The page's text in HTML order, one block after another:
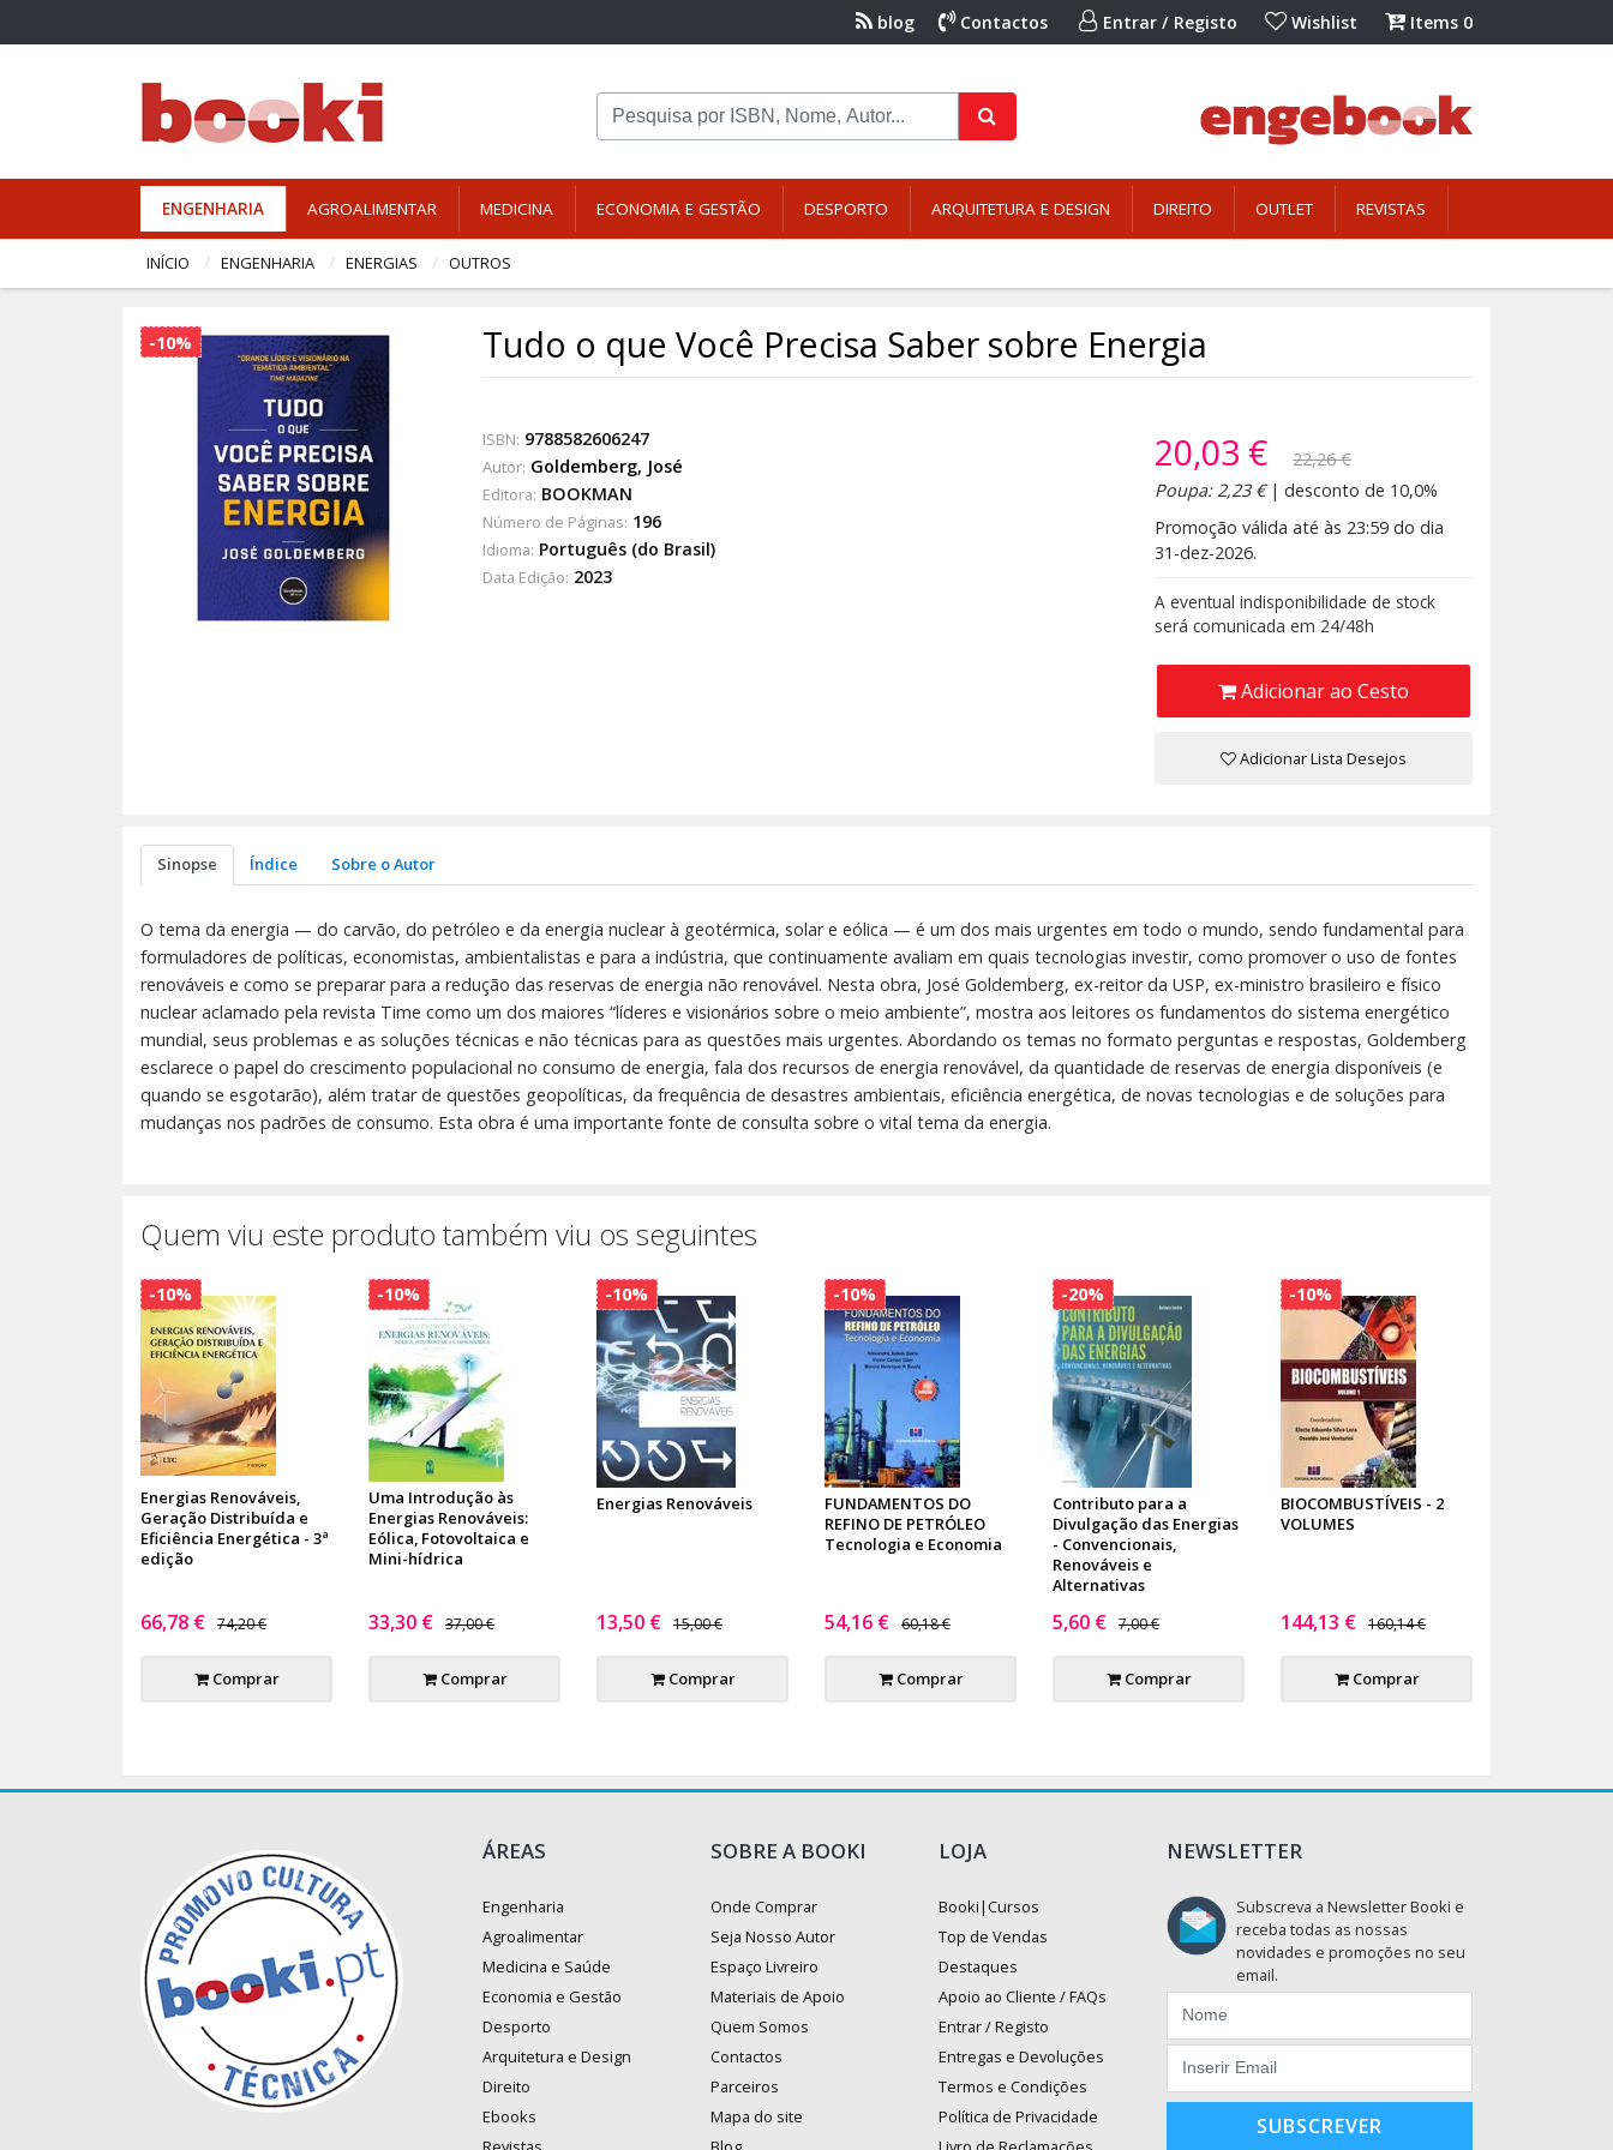
blog Contactos Entrar / Registo Wishlist Items 0
ENGENHARIA AGROALIMENTAR MEDICINA ECONOMIA E GESTÃO DESPORTO ARQUITETURA E DESIGN DIREITO OUTLET REVISTAS
INÍCIO ENGENHARIA ENERGIAS OUTROS
-10% Tudo o que Você Precisa Saber sobre Energia
ISBN: 9788582606247
Autor: Goldemberg, José
Editora: BOOKMAN
Número de Páginas: 196
Idioma: Português (do Brasil)
Data Edição: 2023
20,03 €
22,26 €
Poupa: 2,23 €| desconto de 10,0%
Promoção válida até às 23:59 do dia
31-dez-2026.
A eventual indisponibilidade de stock
será comunicada em 24/48h
Adicionar ao Cesto
Adicionar Lista Desejos
Sinopse Índice Sobre o Autor
O tema da energia — do carvão, do petróleo e da energia nuclear à geotérmica, solar e eólica — é um dos mais urgentes em todo o mundo, sendo fundamental para
formuladores de políticas, economistas, ambientalistas e para a indústria, que continuamente avaliam em quais tecnologias investir, como promover o uso de fontes
renováveis e como se preparar para a redução das reservas de energia não renovável. Nesta obra, José Goldemberg, ex-reitor da USP, ex-ministro brasileiro e físico
nuclear aclamado pela revista Time como um dos maiores “líderes e visionários sobre o meio ambiente”, mostra aos leitores os fundamentos do sistema energético
mundial, seus problemas e as soluções técnicas e não técnicas para as questões mais urgentes. Abordando os temas no formato perguntas e respostas, Goldemberg
esclarece o papel do crescimento populacional no consumo de energia, fala dos recursos de energia renovável, da quantidade de reservas de energia disponíveis (e
quando se esgotarão), além tratar de questões geopolíticas, da frequência de desastres ambientais, eficiência energética, de novas tecnologias e de soluções para
mudanças nos padrões de consumo. Esta obra é uma importante fonte de consulta sobre o vital tema da energia.
Quem viu este produto também viu os seguintes
Energias Renováveis,
Geração Distribuída e
Eficiência Energética - 3ª
edição
66,78 € 74,20 €
Comprar
-10%
Uma Introdução às
Energias Renováveis:
Eólica, Fotovoltaica e
Mini-hídrica
33,30 € 37,00 €
Comprar
-10%
Energias Renováveis
13,50 € 15,00 €
Comprar
-10%
FUNDAMENTOS DO
REFINO DE PETRÓLEO
Tecnologia e Economia
54,16 € 60,18 €
Comprar
-10%
Contributo para a
Divulgação das Energias
- Convencionais,
Renováveis e
Alternativas
5,60 € 7,00 €
Comprar
-20%
BIOCOMBUSTÍVEIS - 2
VOLUMES
144,13 € 160,14 €
Comprar
-10%
ÁREAS
Engenharia
Agroalimentar
Medicina e Saúde
Economia e Gestão
Desporto
Arquitetura e Design
Direito
Ebooks
SOBRE A BOOKI
Onde Comprar
Seja Nosso Autor
Espaço Livreiro
Materiais de Apoio
Quem Somos
Contactos
Parceiros
Mapa do site
LOJA
Booki|Cursos
Top de Vendas
Destaques
Apoio ao Cliente / FAQs
Entrar / Registo
Entregas e Devoluções
Termos e Condições
Política de Privacidade
NEWSLETTER
Subscreva a Newsletter Booki e
receba todas as nossas
novidades e promoções no seu
email.
SUBSCREVER